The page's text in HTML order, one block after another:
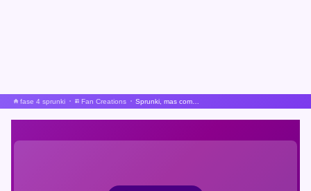
fase 4 sprunki Fan Creations